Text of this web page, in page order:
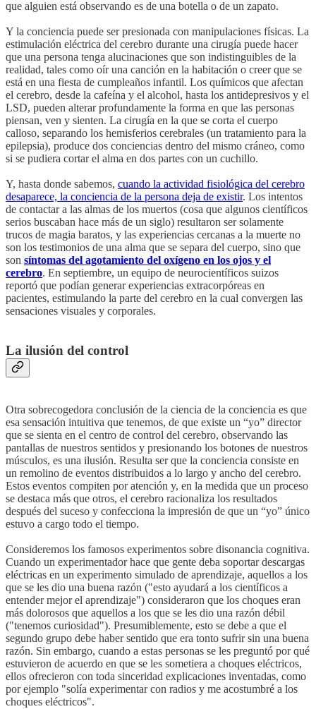
que alguien está observando es de una botella o de un zapato.
Y la conciencia puede ser presionada con manipulaciones físicas. La
estimulación eléctrica del cerebro durante una cirugía puede hacer
que una persona tenga alucinaciones que son indistinguibles de la
realidad, tales como oír una canción en la habitación o creer que se
está en una fiesta de cumpleaños infantil. Los químicos que afectan
el cerebro, desde la cafeína y el alcohol, hasta los antidepresivos y el
LSD, pueden alterar profundamente la forma en que las personas
piensan, ven y sienten. La cirugía en la que se corta el cuerpo
calloso, separando los hemisferios cerebrales (un tratamiento para la
epilepsia), produce dos conciencias dentro del mismo cráneo, como
si se pudiera cortar el alma en dos partes con un cuchillo.
Y, hasta donde sabemos, cuando la actividad fisiológica del cerebro
desaparece, la conciencia de la persona deja de existir. Los intentos
de contactar a las almas de los muertos (cosa que algunos científicos
serios buscaban hace más de un siglo) resultaron ser solamente
trucos de magia baratos, y las experiencias cercanas a la muerte no
son los testimonios de una alma que se separa del cuerpo, sino que
son síntomas del agotamiento del oxígeno en los ojos y el
cerebro. En septiembre, un equipo de neurocientíficos suizos
reportó que podían generar experiencias extracorpóreas en
pacientes, estimulando la parte del cerebro en la cual convergen las
sensaciones visuales y corporales.
La ilusión del control
Otra sobrecogedora conclusión de la ciencia de la conciencia es que
esa sensación intuitiva que tenemos, de que existe un “yo” director
que se sienta en el centro de control del cerebro, observando las
pantallas de nuestros sentidos y presionando los botones de nuestros
músculos, es una ilusión. Resulta ser que la conciencia consiste en
un remolino de eventos distribuidos a lo largo y ancho del cerebro.
Estos eventos compiten por atención y, en la medida que un proceso
se destaca más que otros, el cerebro racionaliza los resultados
después del suceso y confecciona la impresión de que un “yo” único
estuvo a cargo todo el tiempo.
Consideremos los famosos experimentos sobre disonancia cognitiva.
Cuando un experimentador hace que gente deba soportar descargas
eléctricas en un experimento simulado de aprendizaje, aquellos a los
que se les dio una buena razón ("esto ayudará a los científicos a
entender mejor el aprendizaje") consideraron que los choques eran
más dolorosos que aquellos a los que se les dio una razón débil
("tenemos curiosidad"). Presumiblemente, esto se debe a que el
segundo grupo debe haber sentido que era tonto sufrir sin una buena
razón. Sin embargo, cuando a estas personas se les preguntó por qué
estuvieron de acuerdo en que se les sometiera a choques eléctricos,
ellos ofrecieron con toda sinceridad explicaciones inventadas, como
por ejemplo "solía experimentar con radios y me acostumbré a los
choques eléctricos".